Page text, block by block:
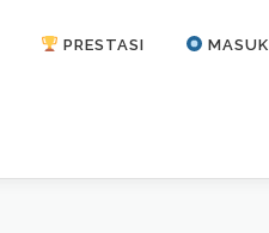
PRESTASI MASUK